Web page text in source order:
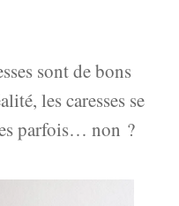
sont de bons
les caresses se
parfois… non ?